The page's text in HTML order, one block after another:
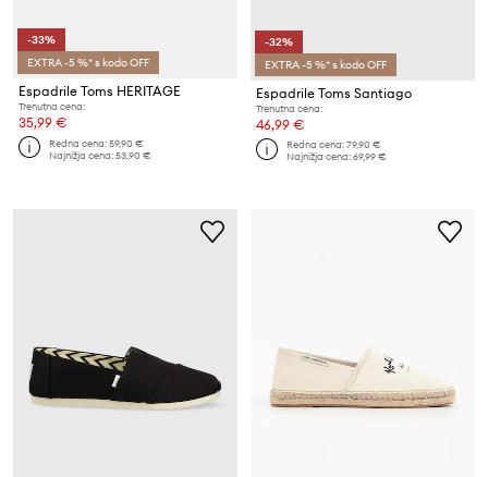
-33%
EXTRA -5 %* s kodo OFF
Espadrile Toms HERITAGE
Trenutna cena:
35,99 €
Redna cena:59,90 €
Najnižja cena:53,90 €
-32%
EXTRA -5 %* s kodo OFF
Espadrile Toms Santiago
Trenutna cena:
46,99 €
Redna cena:79,90 €
Najnižja cena:69,99 €